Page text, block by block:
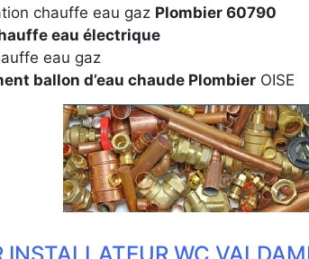
chauffe eau gaz Plombier 60790
eau électrique
eau gaz
ballon d’eau chaude PlombierOISE